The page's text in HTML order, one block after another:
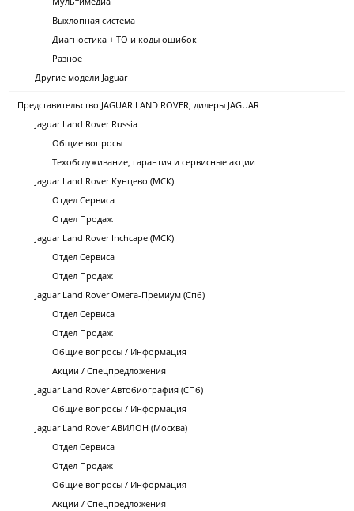
Выхлопная система
Диагностика + ТО и коды ошибок
Разное
Другие модели Jaguar
Представительство JAGUAR LAND ROVER, дилеры JAGUAR
Jaguar Land Rover Russia
Общие вопросы
Техобслуживание, гарантия и сервисные акции
Jaguar Land Rover Кунцево (МСК)
Отдел Сервиса
Отдел Продаж
Jaguar Land Rover Inchcape (МСК)
Отдел Сервиса
Отдел Продаж
Jaguar Land Rover Омега-Премиум (Спб)
Отдел Сервиса
Отдел Продаж
Общие вопросы / Информация
Акции / Спецпредложения
Jaguar Land Rover Автобиография (СПб)
Общие вопросы / Информация
Jaguar Land Rover АВИЛОН (Москва)
Отдел Сервиса
Отдел Продаж
Общие вопросы / Информация
Акции / Спецпредложения